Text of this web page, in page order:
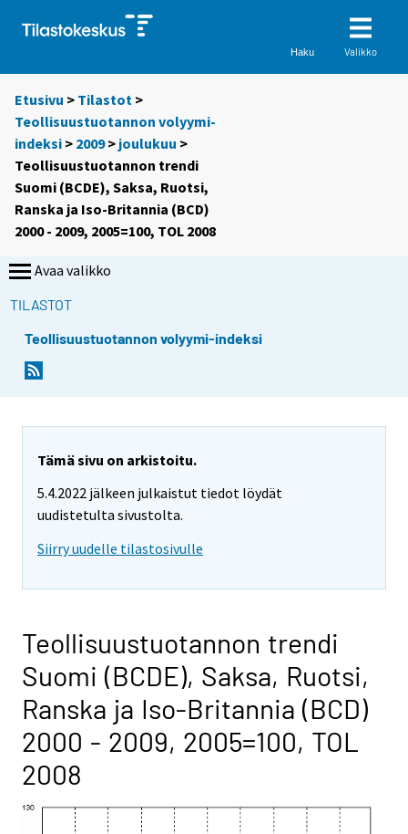
Haku Valikko
Etusivu > Tilastot >
Teollisuustuotannon volyymi-
indeksi > 2009> joulukuu >
Teollisuustuotannon trendi
Suomi (BCDE), Saksa, Ruotsi,
Ranska ja Iso-Britannia (BCD)
2000 - 2009, 2005=100, TOL 2008
Avaa valikko
TILASTOT
Teollisuustuotannon volyymi-indeksi
Tämä sivu on arkistoitu.
5.4.2022 jälkeen julkaistut tiedot löydät
uudistetulta sivustolta.
Siirry uudelle tilastosivulle
Teollisuustuotannon trendi
Suomi (BCDE), Saksa, Ruotsi,
Ranska ja Iso-Britannia (BCD)
2000 - 2009, 2005=100, TOL
2008